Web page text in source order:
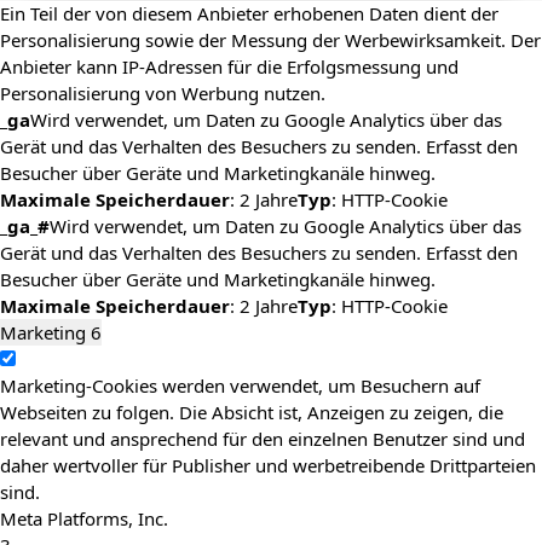
Ein Teil der von diesem Anbieter erhobenen Daten dient der
Personalisierung sowie der Messung der Werbewirksamkeit. Der
Anbieter kann IP-Adressen für die Erfolgsmessung und
Personalisierung von Werbung nutzen.
_gaWird verwendet, um Daten zu Google Analytics über das
Gerät und das Verhalten des Besuchers zu senden. Erfasst den
Besucher über Geräte und Marketingkanäle hinweg.
Maximale Speicherdauer: 2 JahreTyp: HTTP-Cookie
_ga_#Wird verwendet, um Daten zu Google Analytics über das
Gerät und das Verhalten des Besuchers zu senden. Erfasst den
Besucher über Geräte und Marketingkanäle hinweg.
Maximale Speicherdauer: 2 JahreTyp: HTTP-Cookie
Marketing 6
Marketing-Cookies werden verwendet, um Besuchern auf
Webseiten zu folgen. Die Absicht ist, Anzeigen zu zeigen, die
relevant und ansprechend für den einzelnen Benutzer sind und
daher wertvoller für Publisher und werbetreibende Drittparteien
sind.
Meta Platforms, Inc.